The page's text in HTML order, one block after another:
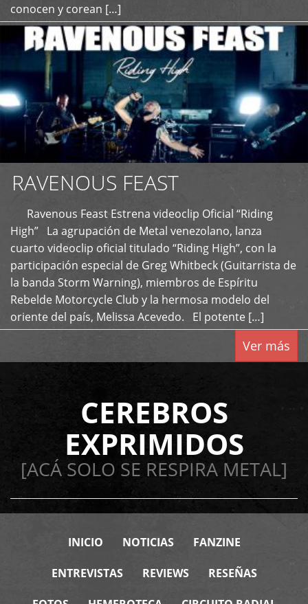
conocen y corean […]
RAVENOUS FEAST
Ravenous Feast Estrena videoclip Oficial “Riding
High” La agrupación de Metal venezolano, lanza
cuarto videoclip oficial titulado “Riding High”, con la
participación especial de Greg Whitbeck (Guitarrista de
la banda Storm Warning), miembros de Espíritu
Rebelde Motorcycle Club y la hermosa modelo del
oriente del país, Melissa Acevedo. El potente […]
Ver más
CEREBROS
EXPRIMIDOS
[ACÁ SOLO SE RESPIRA METAL]
INICIO NOTICIAS FANZINE
ENTREVISTAS REVIEWS RESEÑAS